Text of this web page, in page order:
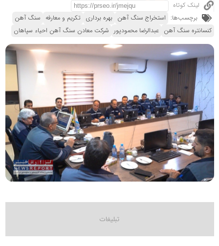
لینک کوتاه
برچسب‌ها: استخراج سنگ آهن بهره برداری تکریم و معارفه سنگ آهن
کنسانتره سنگ آهن عبدالرضا محمودپور شرکت معادن سنگ آهن احیاء سپاهان